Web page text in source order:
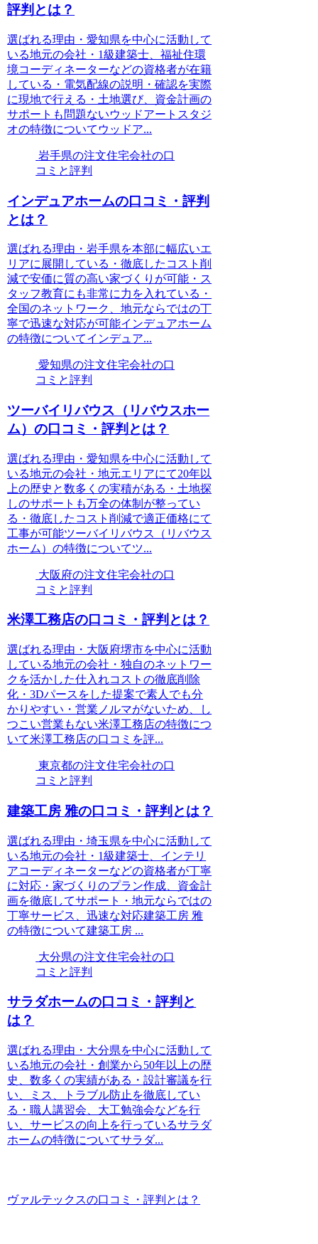
評判とは？
選ばれる理由・愛知県を中心に活動して
いる地元の会社・1級建築士、福祉住環
境コーディネーターなどの資格者が在籍
している・電気配線の説明・確認を実際
に現地で行える・土地選び、資金計画の
サポートも問題ないウッドアートスタジ
オの特徴についてウッドア...
岩手県の注文住宅会社の口
コミと評判
インデュアホームの口コミ・評判
とは？
選ばれる理由・岩手県を本部に幅広いエ
リアに展開している・徹底したコスト削
減で安価に質の高い家づくりが可能・ス
タッフ教育にも非常に力を入れている・
全国のネットワーク、地元ならではの丁
寧で迅速な対応が可能インデュアホーム
の特徴についてインデュア...
愛知県の注文住宅会社の口
コミと評判
ツーバイリバウス（リバウスホー
ム）の口コミ・評判とは？
選ばれる理由・愛知県を中心に活動して
いる地元の会社・地元エリアにて20年以
上の歴史と数多くの実積がある・土地探
しのサポートも万全の体制が整ってい
る・徹底したコスト削減で適正価格にて
工事が可能ツーバイリバウス（リバウス
ホーム）の特徴についてツ...
大阪府の注文住宅会社の口
コミと評判
米澤工務店の口コミ・評判とは？
選ばれる理由・大阪府堺市を中心に活動
している地元の会社・独自のネットワー
クを活かした仕入れコストの徹底削除
化・3Dパースをした提案で素人でも分
かりやすい・営業ノルマがないため、し
つこい営業もない米澤工務店の特徴につ
いて米澤工務店の口コミを評...
東京都の注文住宅会社の口
コミと評判
建築工房 雅の口コミ・評判とは？
選ばれる理由・埼玉県を中心に活動して
いる地元の会社・1級建築士、インテリ
アコーディネーターなどの資格者が丁寧
に対応・家づくりのプラン作成、資金計
画を徹底してサポート・地元ならではの
丁寧サービス、迅速な対応建築工房 雅
の特徴について建築工房 ...
大分県の注文住宅会社の口
コミと評判
サラダホームの口コミ・評判と
は？
選ばれる理由・大分県を中心に活動して
いる地元の会社・創業から50年以上の歴
史、数多くの実績がある・設計審議を行
い、ミス、トラブル防止を徹底してい
る・職人講習会、大工勉強会などを行
い、サービスの向上を行っているサラダ
ホームの特徴についてサラダ...
ヴァルテックスの口コミ・評判とは？